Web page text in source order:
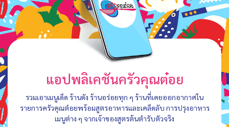
แอปพลิเคชันครัวคุณต๋อย
รวมเอาเมนูเด็ด ร้านดัง ร้านอร่อยทุก ๆ ร้านที่เคยออกอากาศใน
รายการครัวคุณต๋อยพร้อมสูตรอาหารและเคล็ดลับ การปรุงอาหาร
เมนูต่าง ๆ จากเจ้าของสูตรต้นตำรับตัวจริง